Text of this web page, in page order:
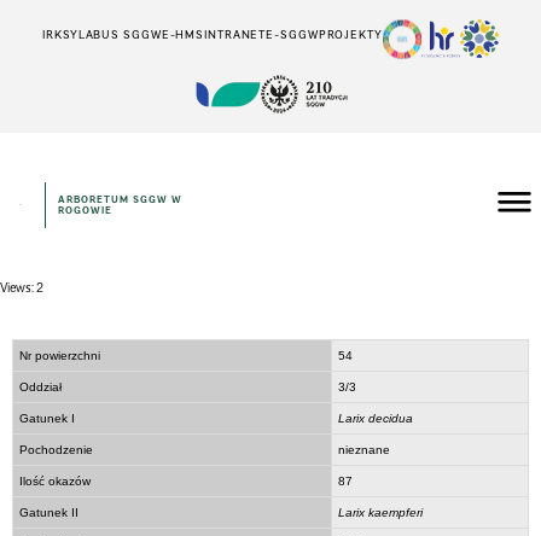
IRKSYLABUS SGGWE-HMSINTRANETE-SGGWPROJEKTY
ARBORETUM SGGW W
ROGOWIE
Views: 2
Nr powierzchni 54
Oddział 3/3
Gatunek I Larix decidua
Pochodzenie nieznane
Ilość okazów 87
Gatunek II Larix kaempferi